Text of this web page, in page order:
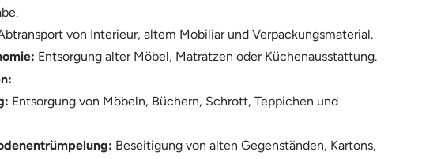
von Interieur, altem Mobiliar und Verpackungsmaterial.
Entsorgung alter Möbel, Matratzen oder Küchenausstattung.
Entsorgung von Möbeln, Büchern, Schrott, Teppichen und
Beseitigung von alten Gegenständen, Kartons,